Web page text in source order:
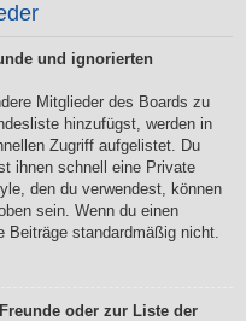
und ignorierten
Mitglieder des Boards zu
hinzufügst, werden in
Zugriff aufgelistet. Du
ihnen schnell eine Private
den du verwendest, können
sein. Wenn du einen
standardmäßig nicht.
oder zur Liste der